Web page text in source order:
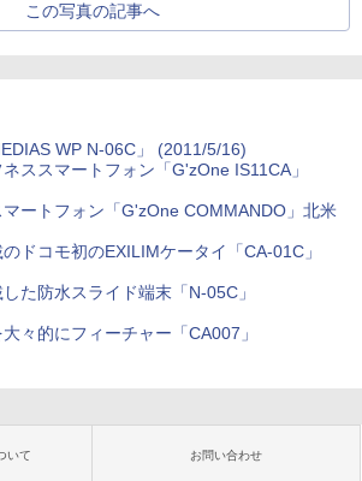
この写真の記事へ
WP N-06C」
(2011/5/16)
ススマートフォン「G'zOne IS11CA」
ートフォン「G'zOne COMMANDO」北米
ドコモ初のEXILIMケータイ「CA-01C」
た防水スライド端末「N-05C」
々的にフィーチャー「CA007」
いて お問い合わせ